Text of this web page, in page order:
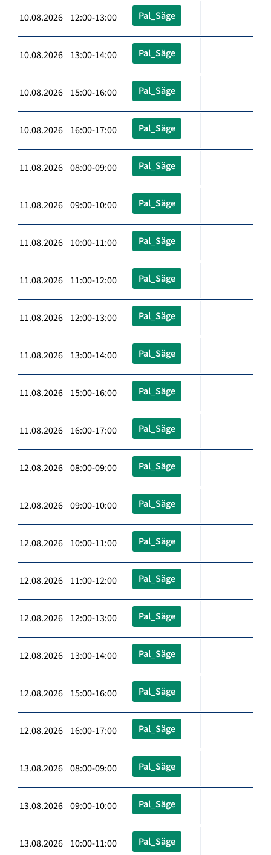
10.08.2026 12:00-13:00 Pal_Säge
10.08.2026 13:00-14:00 Pal_Säge
10.08.2026 15:00-16:00 Pal_Säge
10.08.2026 16:00-17:00 Pal_Säge
11.08.2026 08:00-09:00 Pal_Säge
11.08.2026 09:00-10:00 Pal_Säge
11.08.2026 10:00-11:00 Pal_Säge
11.08.2026 11:00-12:00 Pal_Säge
11.08.2026 12:00-13:00 Pal_Säge
11.08.2026 13:00-14:00 Pal_Säge
11.08.2026 15:00-16:00 Pal_Säge
11.08.2026 16:00-17:00 Pal_Säge
12.08.2026 08:00-09:00 Pal_Säge
12.08.2026 09:00-10:00 Pal_Säge
12.08.2026 10:00-11:00 Pal_Säge
12.08.2026 11:00-12:00 Pal_Säge
12.08.2026 12:00-13:00 Pal_Säge
12.08.2026 13:00-14:00 Pal_Säge
12.08.2026 15:00-16:00 Pal_Säge
12.08.2026 16:00-17:00 Pal_Säge
13.08.2026 08:00-09:00 Pal_Säge
13.08.2026 09:00-10:00 Pal_Säge
13.08.2026 10:00-11:00 Pal_Säge